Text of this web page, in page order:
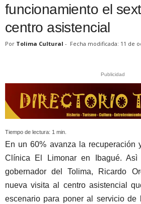
funcionamiento el
centro asistencial
Por Tolima Cultural - Fecha modificada: 11 de
Publicidad
Tiempo de lectura: 1 min.
En un 60% avanza la recuperación
Clínica El Limonar en Ibagué. Asì
gobernador del Tolima, Ricardo
nueva visita al centro asistencial
escenario para poner al servicio de